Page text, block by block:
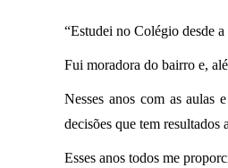
“Estudei no Colégio desde
Fui moradora do bairro e,
Nesses anos com as aulas
decisões que tem resultados
Esses anos todos me